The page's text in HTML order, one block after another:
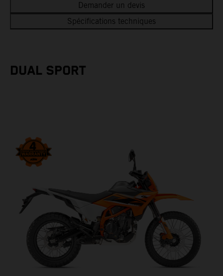
Demander un devis
Spécifications techniques
DUAL SPORT